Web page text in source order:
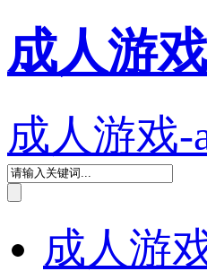
成人游戏
成人游戏-
成人游